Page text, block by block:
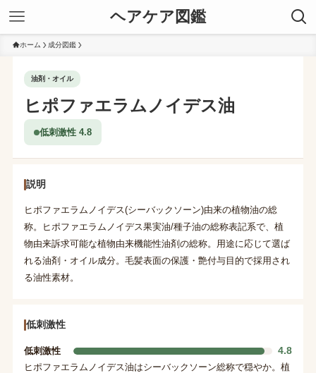
ヘアケア図鑑
ホーム 成分図鑑
油剤・オイル
ヒポファエラムノイデス油
低刺激性 4.8
説明
ヒポファエラムノイデス(シーバックソーン)由来の植物油の総
称。ヒポファエラムノイデス果実油/種子油の総称表記系で、植
物由来訴求可能な植物由来機能性油剤の総称。用途に応じて選ば
れる油剤・オイル成分。毛髪表面の保護・艶付与目的で採用され
る油性素材。
低刺激性
低刺激性 4.8
ヒポファエラムノイデス油はシーバックソーン総称で穏やか。植